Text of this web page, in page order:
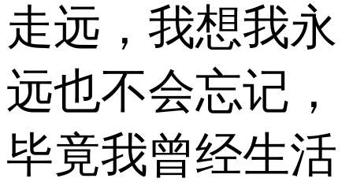
走远，我想我永
远也不会忘记，
毕竟我曾经生活